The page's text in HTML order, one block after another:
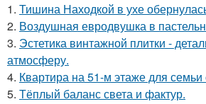
1. Тишина Находкой в ухе
2. Воздушная евродвушка в
3. Эстетика винтажной плитки -
атмосферу.
4. Квартира на 51-м этаже для семьи
5. Тёплый баланс света и фактур.